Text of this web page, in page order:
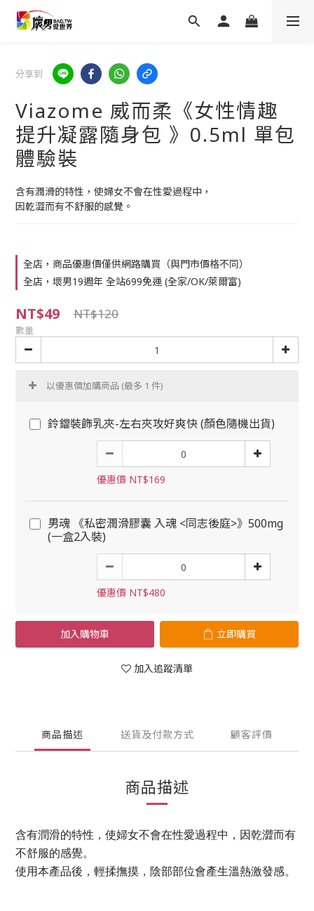
分享到
Viazome 威而柔《女性情趣
提升凝露隨身包 》0.5ml 單包
體驗裝
含有潤滑的特性，使婦女不會在性愛過程中，
因乾澀而有不舒服的感覺。
全店，商品優惠價僅供網路購買（與門市價格不同）
全店，壞男19週年 全站699免運 (全家/OK/萊爾富)
NT$49 NT$120
數量
以優惠價加購商品 (最多 1 件)
鈴鐺裝飾乳夾-左右夾攻好爽快 (顏色隨機出貨)
優惠價 NT$169
男魂 《私密潤滑膠囊 入魂 <同志後庭>》500mg
(一盒2入裝)
優惠價 NT$480
加入購物車 立即購買
加入追蹤清單
商品描述 送貨及付款方式 顧客評價
商品描述
含有潤滑的特性，使婦女不會在性愛過程中，因乾澀而有
不舒服的感覺。
使用本產品後，輕揉撫摸，陰部部位會產生溫熱激發感。